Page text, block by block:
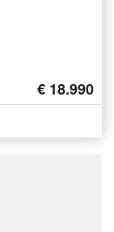
€ 18.990